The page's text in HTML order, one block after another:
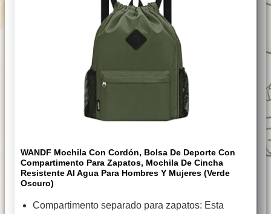
WANDF Mochila Con Cordón, Bolsa De Deporte Con
Compartimento Para Zapatos, Mochila De Cincha
Resistente Al Agua Para Hombres Y Mujeres (Verde
Oscuro)
Compartimento separado para zapatos: Esta